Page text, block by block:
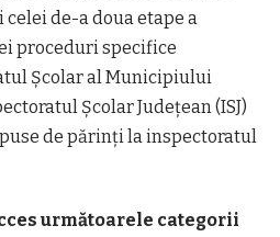
de-a doua etape a
proceduri specifice
Școlar al Municipiului
Școlar Județean (ISJ)
de părinți la inspectoratul
următoarele categorii